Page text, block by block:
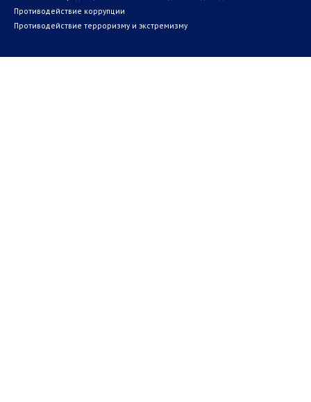
Противодействие коррупции
Противодействие терроризму и экстремизму